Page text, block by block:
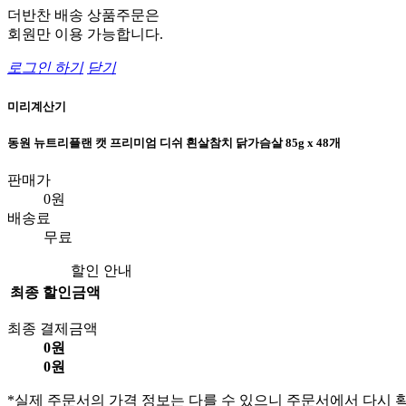
더반찬 배송 상품주문은
회원만 이용 가능합니다.
로그인 하기 닫기
미리계산기
동원 뉴트리플랜 캣 프리미엄 디쉬 흰살참치 닭가슴살 85g x 48개
판매가
0원
배송료
무료
할인 안내
최종 할인금액
최종 결제금액
0원
0원
*실제 주문서의 가격 정보는 다를 수 있으니 주문서에서 다시